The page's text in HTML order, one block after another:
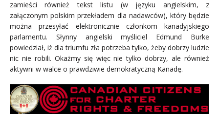
zamieści również tekst listu (w języku angielskim, z
załączonym polskim przekładem dla nadawców), który będzie
można przesyłać elektronicznie członkom kanadyjskiego
parlamentu. Słynny angielski myśliciel Edmund Burke
powiedział, iż dla triumfu zła potrzeba tylko, żeby dobrzy ludzie
nic nie robili. Okażmy się więc nie tylko dobrzy, ale również
aktywni w walce o prawdziwie demokratyczną Kanadę.